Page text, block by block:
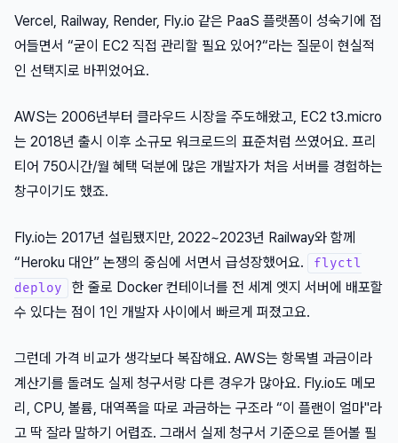
Vercel, Railway, Render, Fly.io 같은 PaaS 플랫폼이 성숙기에 접
어들면서 “굳이 EC2 직접 관리할 필요 있어?“라는 질문이 현실적
인 선택지로 바뀌었어요.
AWS는 2006년부터 클라우드 시장을 주도해왔고, EC2 t3.micro
는 2018년 출시 이후 소규모 워크로드의 표준처럼 쓰였어요. 프리
티어 750시간/월 혜택 덕분에 많은 개발자가 처음 서버를 경험하는
창구이기도 했죠.
Fly.io는 2017년 설립됐지만, 2022~2023년 Railway와 함께
“Heroku 대안” 논쟁의 중심에 서면서 급성장했어요.
flyctl
deploy
한 줄로 Docker 컨테이너를 전 세계 엣지 서버에 배포할
수 있다는 점이 1인 개발자 사이에서 빠르게 퍼졌고요.
그런데 가격 비교가 생각보다 복잡해요. AWS는 항목별 과금이라
계산기를 돌려도 실제 청구서랑 다른 경우가 많아요. Fly.io도 메모
리, CPU, 볼륨, 대역폭을 따로 과금하는 구조라 “이 플랜이 얼마"라
고 딱 잘라 말하기 어렵죠. 그래서 실제 청구서 기준으로 뜯어볼 필